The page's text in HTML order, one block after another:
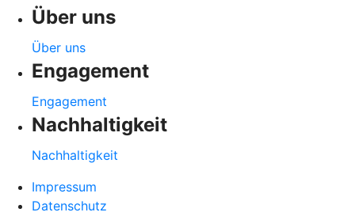
Über uns
Über uns
Engagement
Engagement
Nachhaltigkeit
Nachhaltigkeit
Impressum
Datenschutz